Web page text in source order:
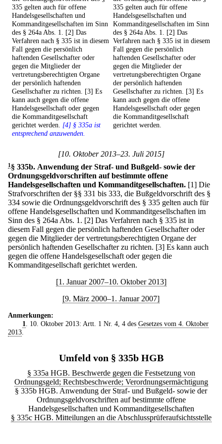
335 gelten auch für offene
Handelsgesellschaften und
Kommanditgesellschaften im Sinn
des § 264a Abs. 1. [2] Das
Verfahren nach § 335 ist in diesem
Fall gegen die persönlich
haftenden Gesellschafter oder
gegen die Mitglieder der
vertretungsberechtigten Organe
der persönlich haftenden
Gesellschafter zu richten. [3] Es
kann auch gegen die offene
Handelsgesellschaft oder gegen
die Kommanditgesellschaft
gerichtet werden. [4] § 335a ist
entsprechend anzuwenden.
335 gelten auch für offene
Handelsgesellschaften und
Kommanditgesellschaften im Sinn
des § 264a Abs. 1. [2] Das
Verfahren nach § 335 ist in diesem
Fall gegen die persönlich
haftenden Gesellschafter oder
gegen die Mitglieder der
vertretungsberechtigten Organe
der persönlich haftenden
Gesellschafter zu richten. [3] Es
kann auch gegen die offene
Handelsgesellschaft oder gegen
die Kommanditgesellschaft
gerichtet werden.
[10. Oktober 2013–23. Juli 2015]
1§ 335b. Anwendung der Straf- und Bußgeld- sowie der
Ordnungsgeldvorschriften auf bestimmte offene
Handelsgesellschaften und Kommanditgesellschaften. [1] Die
Strafvorschriften der §§ 331 bis 333, die Bußgeldvorschrift des §
334 sowie die Ordnungsgeldvorschrift des § 335 gelten auch für
offene Handelsgesellschaften und Kommanditgesellschaften im
Sinn des § 264a Abs. 1. [2] Das Verfahren nach § 335 ist in
diesem Fall gegen die persönlich haftenden Gesellschafter oder
gegen die Mitglieder der vertretungsberechtigten Organe der
persönlich haftenden Gesellschafter zu richten. [3] Es kann auch
gegen die offene Handelsgesellschaft oder gegen die
Kommanditgesellschaft gerichtet werden.
[1. Januar 2007–10. Oktober 2013]
[9. März 2000–1. Januar 2007]
Anmerkungen:
1. 10. Oktober 2013: Artt. 1 Nr. 4, 4 des Gesetzes vom 4. Oktober
2013.
Umfeld von § 335b HGB
§ 335a HGB. Beschwerde gegen die Festsetzung von
Ordnungsgeld; Rechtsbeschwerde; Verordnungsermächtigung
§ 335b HGB. Anwendung der Straf- und Bußgeld- sowie der
Ordnungsgeldvorschriften auf bestimmte offene
Handelsgesellschaften und Kommanditgesellschaften
§ 335c HGB. Mitteilungen an die Abschlussprüferaufsichtsstelle